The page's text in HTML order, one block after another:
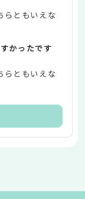
らともいえな
かったです
らともいえな